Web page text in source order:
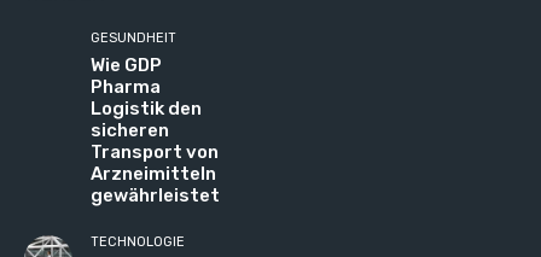
GESUNDHEIT
Wie GDP
Pharma
Logistik den
sicheren
Transport von
Arzneimitteln
gewährleistet
TECHNOLOGIE